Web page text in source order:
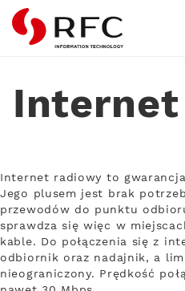
RFC
Internet
Internet radiowy to
Jego plusem jest brak
przewodów do punktu
sprawdza się więc w
kable. Do połączenia się z
odbiornik oraz nadajnik, a
nieograniczony. Prędkość